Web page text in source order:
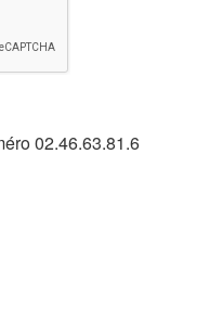
02.46.63.81.6